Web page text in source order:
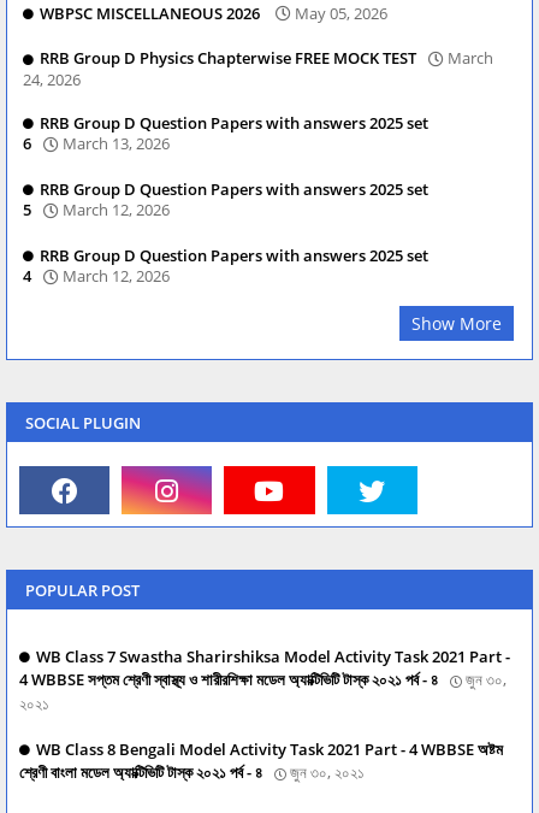
WBPSC MISCELLANEOUS 2026 May 05, 2026
RRB Group D Physics Chapterwise FREE MOCK TEST
March
24, 2026
RRB Group D Question Papers with answers 2025 set
6
March 13, 2026
RRB Group D Question Papers with answers 2025 set
5
March 12, 2026
RRB Group D Question Papers with answers 2025 set
4
March 12, 2026
Show More
SOCIAL PLUGIN
POPULAR POST
WB Class 7 Swastha Sharirshiksa Model Activity Task 2021 Part -
4 WBBSE সপ্তম শ্রেণী স্বাস্থ্য ও শারীরশিক্ষা মডেল অ্যাক্টিভিটি টাস্ক ২০২১ পর্ব - ৪
জুন ৩০,
২০২১
WB Class 8 Bengali Model Activity Task 2021 Part - 4 WBBSE অষ্টম
শ্রেণী বাংলা মডেল অ্যাক্টিভিটি টাস্ক ২০২১ পর্ব - ৪
জুন ৩০, ২০২১